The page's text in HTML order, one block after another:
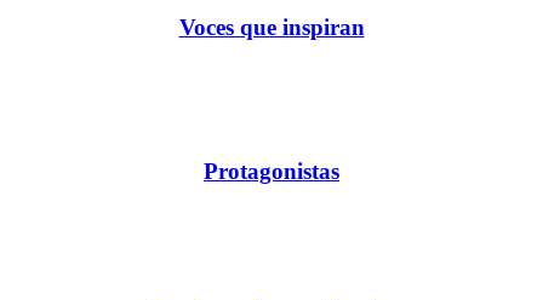
Voces que inspiran
Protagonistas